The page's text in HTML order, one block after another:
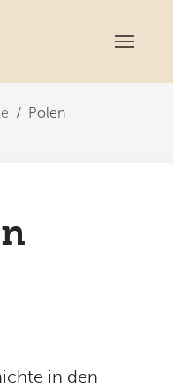
Polen
in den